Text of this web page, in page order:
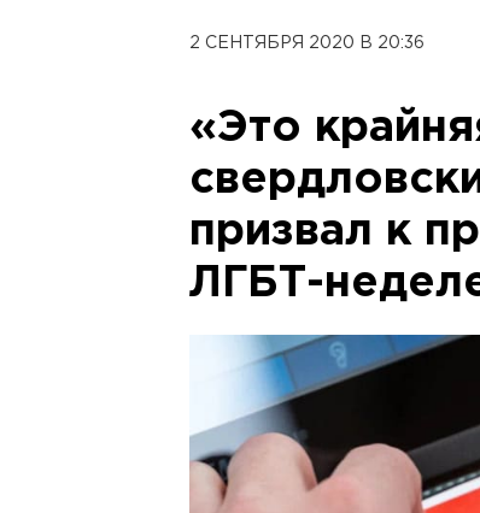
2 СЕНТЯБРЯ 2020 В 20:36
«Это
призвал к
ЛГБТ-